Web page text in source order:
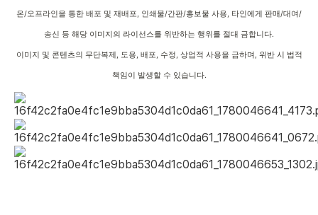
온/오프라인을 통한 배포 및 재배포, 인쇄물/간판/홍보물 사용, 타인에게 판매/대여/
송신 등 해당 이미지의 라이선스를 위반하는 행위를 절대 금합니다.
이미지 및 콘텐츠의 무단복제, 도용, 배포, 수정, 상업적 사용을 금하며, 위반 시 법적
책임이 발생할 수 있습니다.